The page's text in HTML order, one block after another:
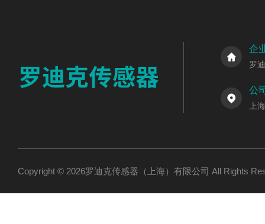
企
罗
公
上
Copyright © 2026罗迪克传感器（上海）有限公司 All Rights